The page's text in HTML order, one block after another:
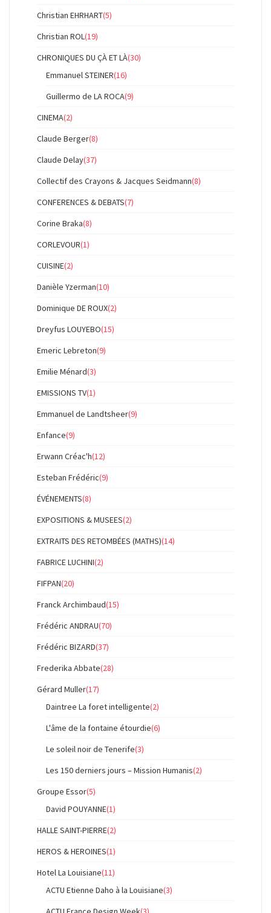
Christian EHRHART(5)
Christian ROL(19)
CHRONIQUES DU ÇÀ ET LÀ(30)
Emmanuel STEINER(16)
Guillermo de LA ROCA(9)
CINEMA(2)
Claude Berger(8)
Claude Delay(37)
Collectif des Crayons & Jacques Seidmann(8)
CONFERENCES & DEBATS(7)
Corine Braka(8)
CORLEVOUR(1)
CUISINE(2)
Danièle Yzerman(10)
Dominique DE ROUX(2)
Dreyfus LOUYEBO(15)
Emeric Lebreton(9)
Emilie Ménard(3)
EMISSIONS TV(1)
Emmanuel de Landtsheer(9)
Enfance(9)
Erwann Créac'h(12)
Esteban Frédéric(9)
ÉVÉNEMENTS(8)
EXPOSITIONS & MUSEES(2)
EXTRAITS DES RETOMBÉES (MATHS)(14)
FABRICE LUCHINI(2)
FIFPAN(20)
Franck Archimbaud(15)
Frédéric ANDRAU(70)
Frédéric BIZARD(37)
Frederika Abbate(28)
Gérard Muller(17)
Daintree La foret intelligente(2)
L'âme de la fontaine étourdie(6)
Le soleil noir de Tenerife(3)
Les 150 derniers jours – Mission Humanis(2)
Groupe Essor(5)
David POUYANNE(1)
HALLE SAINT-PIERRE(2)
HEROS & HEROINES(1)
Hotel La Louisiane(11)
ACTU Etienne Daho à la Louisiane(3)